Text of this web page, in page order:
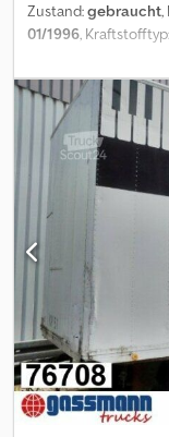
Zustand:gebraucht,
01/1996, Kraftstofftyp:
Laderaumbreite:
1996,
Möbelkoffer
GEWÄHR,
vorbehalten! Dsdpfx